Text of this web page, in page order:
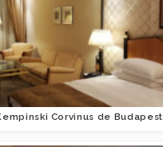
Corvinus de Budapest